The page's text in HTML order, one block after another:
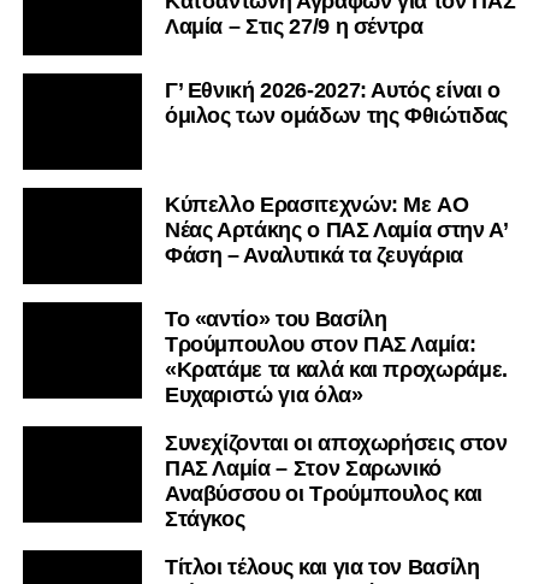
Λαμία – Στις 27/9 η σέντρα
Γ’ Εθνική 2026-2027: Αυτός είναι ο
όμιλος των ομάδων της Φθιώτιδας
Kύπελλο Ερασιτεχνών: Με AO
Nέας Αρτάκης ο ΠΑΣ Λαμία στην Α’
Φάση – Αναλυτικά τα ζευγάρια
Το «αντίο» του Βασίλη
Τρούμπουλου στον ΠΑΣ Λαμία:
«Κρατάμε τα καλά και προχωράμε.
Ευχαριστώ για όλα»
Συνεχίζονται οι αποχωρήσεις στον
ΠΑΣ Λαμία – Στον Σαρωνικό
Αναβύσσου οι Τρούμπουλος και
Στάγκος
Τίτλοι τέλους και για τον Βασίλη